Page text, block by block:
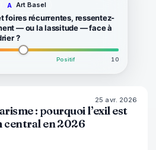
A Art Basel
foires récurrentes, ressentez-
— ou la lassitude — face à
?
Positif 10
77% 64
25 avr. 2026
: pourquoi l’exil est
central en 2026